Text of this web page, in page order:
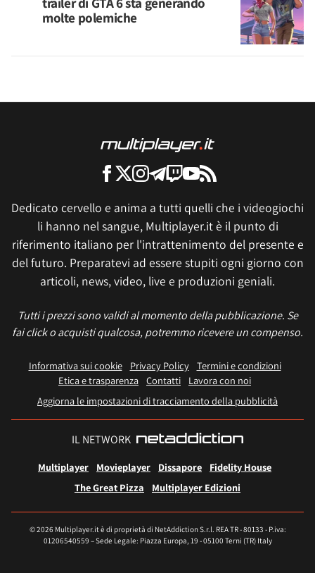
molte polemiche
Dedicato cervello e anima a tutti quelli che i videogiochi
li hanno nel sangue, Multiplayer.it è il punto di
riferimento italiano per l'intrattenimento del presente e
del futuro. Preparatevi ad essere stupiti ogni giorno con
articoli, news, video, live e produzioni geniali.
Tutti i prezzi sono validi al momento della pubblicazione. Se
fai click o acquisti qualcosa, potremmo ricevere un compenso.
Informativa sui cookie Privacy Policy
Termini e condizioni
Etica e trasparenza Contatti
Lavora con noi
Aggiorna le impostazioni di tracciamento della pubblicità
IL NETWORK
Multiplayer Movieplayer Dissapore
Fidelity House
The Great Pizza
Multiplayer Edizioni
© 2026 Multiplayer.it è di proprietà di NetAddiction S.r.l. REA TR - 80133 - P.iva:
01206540559 – Sede Legale: Piazza Europa, 19 - 05100 Terni (TR) Italy